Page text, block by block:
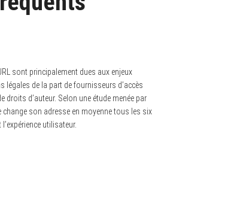
sont principalement dues aux enjeux
légales de la part de fournisseurs d’accès
droits d’auteur. Selon une étude menée par
change son adresse en moyenne tous les six
utilisateur.